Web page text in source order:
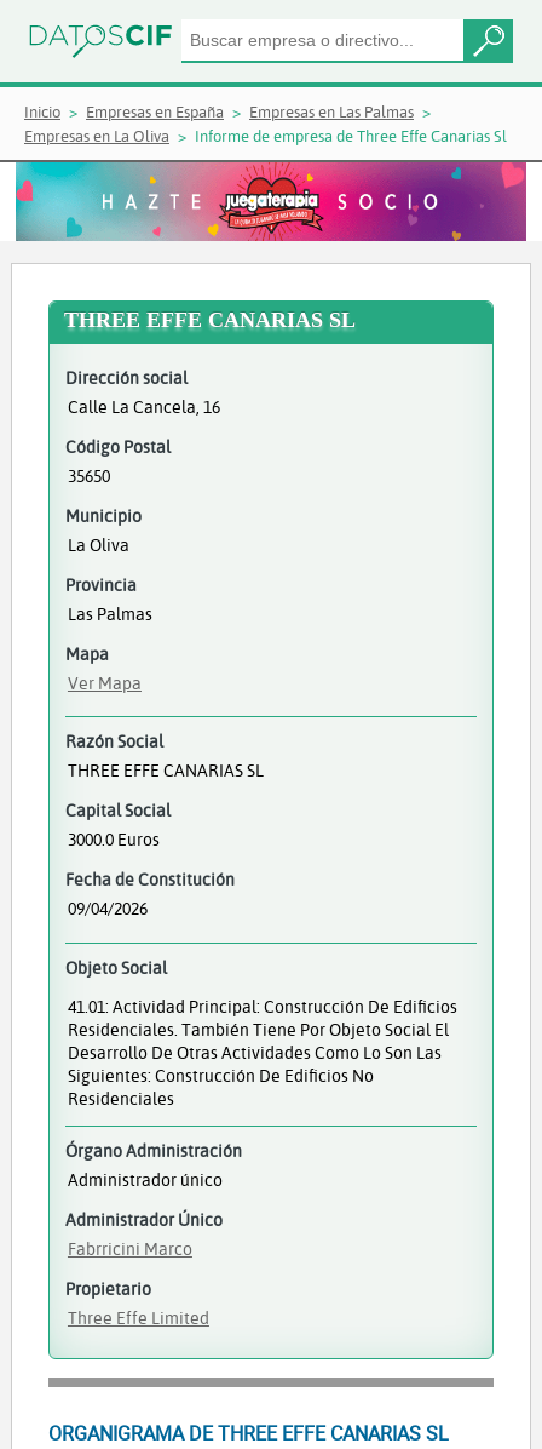
Inicio Empresas en España
Empresas en Las Palmas
Empresas en La Oliva
Informe de empresa de Three Effe Canarias Sl
THREE EFFE CANARIAS SL
Dirección social
Calle La Cancela, 16
Código Postal
35650
Municipio
La Oliva
Provincia
Las Palmas
Mapa
Ver Mapa
Razón Social
THREE EFFE CANARIAS SL
Capital Social
3000.0 Euros
Fecha de Constitución
09/04/2026
Objeto Social
41.01: Actividad Principal: Construcción De Edificios
Residenciales. También Tiene Por Objeto Social El
Desarrollo De Otras Actividades Como Lo Son Las
Siguientes: Construcción De Edificios No
Residenciales
Órgano Administración
Administrador único
Administrador Único
Fabrricini Marco
Propietario
Three Effe Limited
ORGANIGRAMA DE THREE EFFE CANARIAS SL